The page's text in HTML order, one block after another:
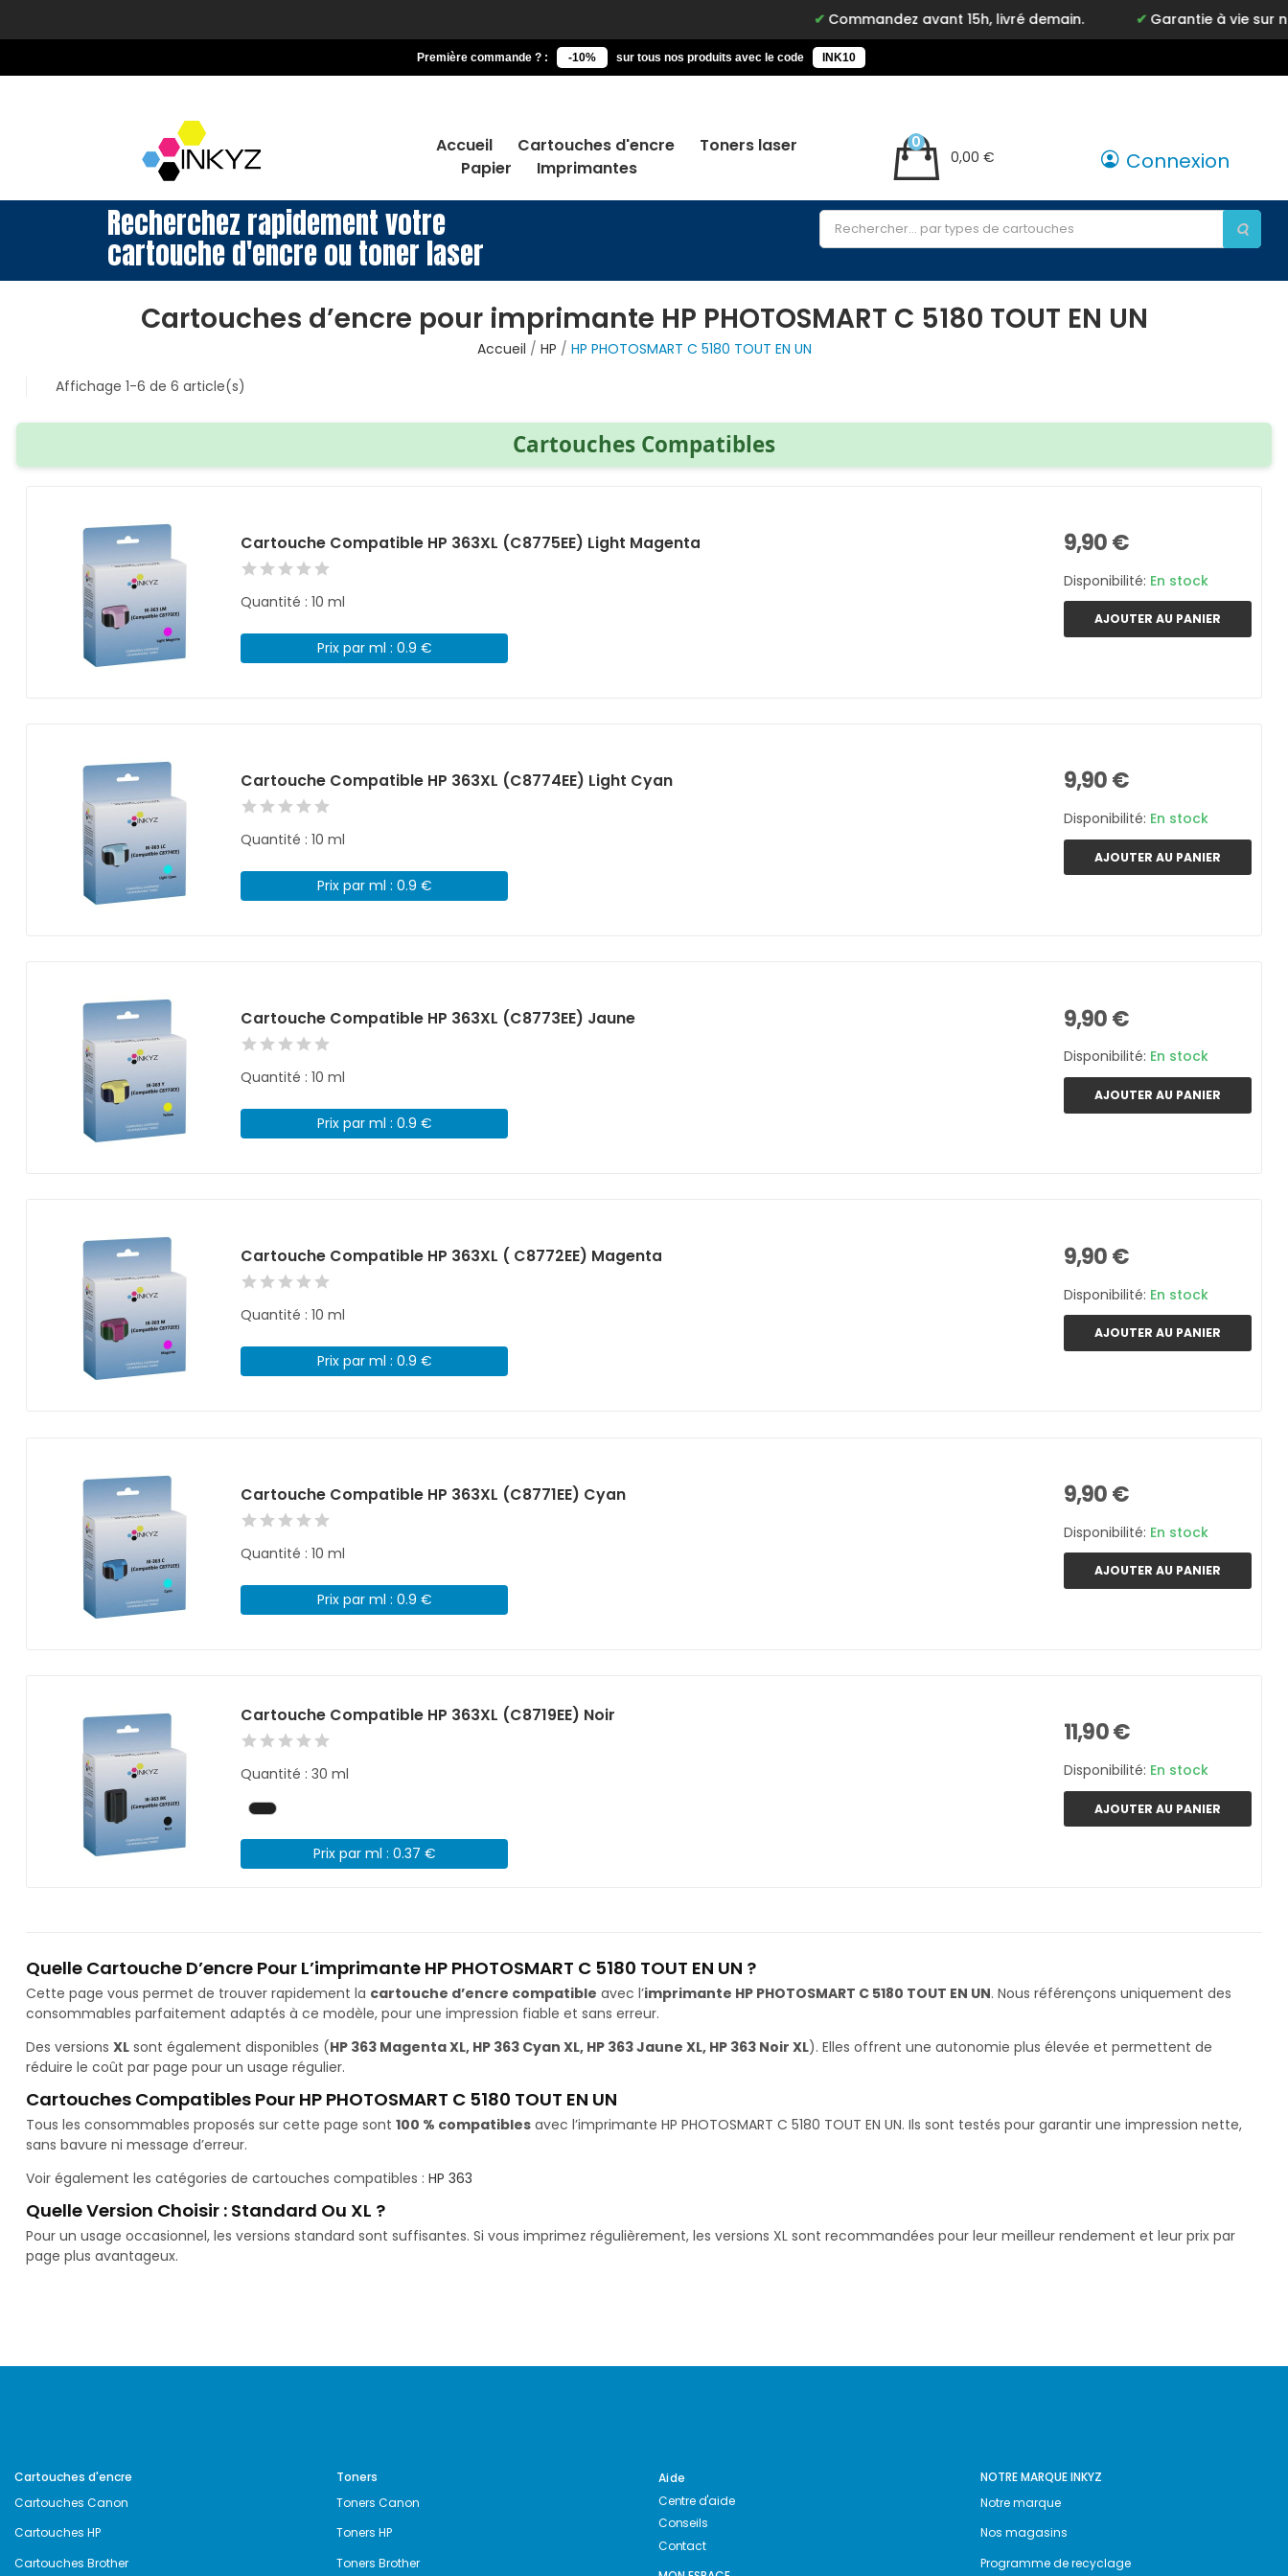
Commandez avant 15h, livré demain. Garantie à vie sur notre
Première commande ? : -10% sur tous nos produits avec le code INK10
Accueil Cartouches d'encre
Toners laser
Papier
Imprimantes
0,00 €
0
Connexion
Recherchez rapidement votre
cartouche d'encre ou toner laser
Cartouches d’encre pour imprimante HP PHOTOSMART C 5180 TOUT EN UN
Accueil HP
HP PHOTOSMART C 5180 TOUT EN UN
Affichage 1-6 de 6 article(s)
Cartouches Compatibles
Cartouche Compatible HP 363XL (C8775EE) Light Magenta
Quantité : 10 ml
Prix par ml : 0.9 €
9,90 €
Disponibilité: En stock
AJOUTER AU PANIER
Cartouche Compatible HP 363XL (C8774EE) Light Cyan
Quantité : 10 ml
Prix par ml : 0.9 €
9,90 €
Disponibilité: En stock
AJOUTER AU PANIER
Cartouche Compatible HP 363XL (C8773EE) Jaune
Quantité : 10 ml
Prix par ml : 0.9 €
9,90 €
Disponibilité: En stock
AJOUTER AU PANIER
Cartouche Compatible HP 363XL ( C8772EE) Magenta
Quantité : 10 ml
Prix par ml : 0.9 €
9,90 €
Disponibilité: En stock
AJOUTER AU PANIER
Cartouche Compatible HP 363XL (C8771EE) Cyan
Quantité : 10 ml
Prix par ml : 0.9 €
9,90 €
Disponibilité: En stock
AJOUTER AU PANIER
Cartouche Compatible HP 363XL (C8719EE) Noir
Quantité : 30 ml
Prix par ml : 0.37 €
11,90 €
Disponibilité: En stock
AJOUTER AU PANIER
Quelle Cartouche D’encre Pour L’imprimante HP PHOTOSMART C 5180 TOUT EN UN ?
Cette page vous permet de trouver rapidement la cartouche d’encre compatible avec l’imprimante HP PHOTOSMART C 5180 TOUT EN UN. Nous référençons uniquement des
consommables parfaitement adaptés à ce modèle, pour une impression fiable et sans erreur.
Des versions XL sont également disponibles (HP 363 Magenta XL, HP 363 Cyan XL, HP 363 Jaune XL, HP 363 Noir XL). Elles offrent une autonomie plus élevée et permettent de
réduire le coût par page pour un usage régulier.
Cartouches Compatibles Pour HP PHOTOSMART C 5180 TOUT EN UN
Tous les consommables proposés sur cette page sont 100 % compatibles avec l’imprimante HP PHOTOSMART C 5180 TOUT EN UN. Ils sont testés pour garantir une impression nette,
sans bavure ni message d’erreur.
Voir également les catégories de cartouches compatibles : HP 363
Quelle Version Choisir : Standard Ou XL ?
Pour un usage occasionnel, les versions standard sont suffisantes. Si vous imprimez régulièrement, les versions XL sont recommandées pour leur meilleur rendement et leur prix par
page plus avantageux.
Cartouches d'encre
Cartouches Canon
Cartouches HP
Cartouches Brother
Toners
Toners Canon
Toners HP
Toners Brother
Aide
Centre d'aide
Conseils
Contact
NOTRE MARQUE INKYZ
Notre marque
Nos magasins
Programme de recyclage